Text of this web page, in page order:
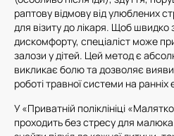
раптову відмову від улюблених
для візиту до лікаря. Щоб швидко
дискомфорту, спеціаліст може
залози у дітей. Цей метод є
викликає болю та дозволяє
роботі травної системи на ранніх
У «Приватній поліклініці
проходить без стресу для